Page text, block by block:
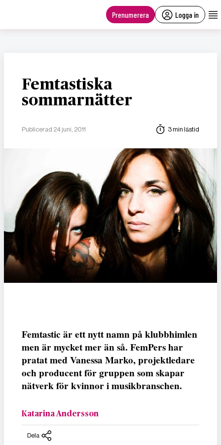
Prenumerera Logga in
Femtastiska
sommarnätter
Publicerad 24 juni, 2011 3 min lästid
Femtastic är ett nytt namn på klubbhimlen
men är mycket mer än så. FemPers har
pratat med Vanessa Marko, projektledare
och producent för gruppen som skapar
nätverk för kvinnor i musikbranschen.
Katarina Andersson
Dela